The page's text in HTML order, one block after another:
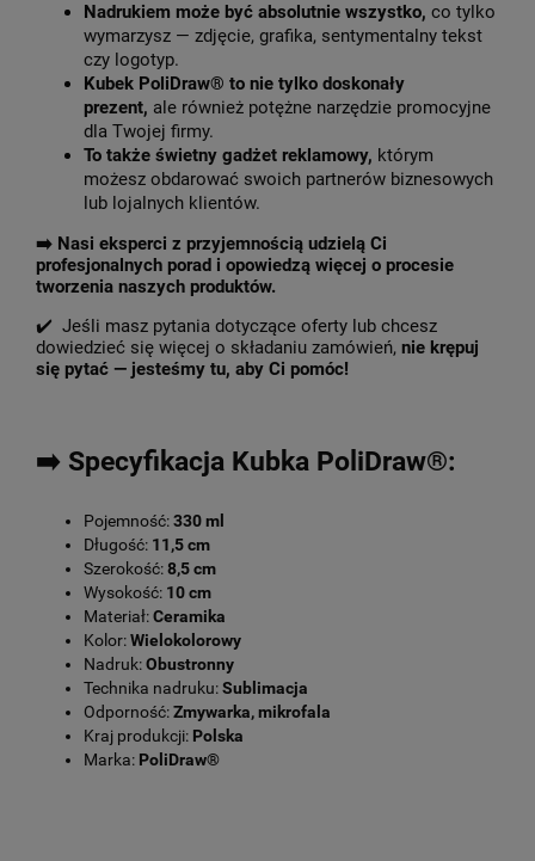
Nadrukiem może być absolutnie wszystko, co tylko
wymarzysz — zdjęcie, grafika, sentymentalny tekst
czy logotyp.
Kubek PoliDraw® to nie tylko doskonały
prezent, ale również potężne narzędzie promocyjne
dla Twojej firmy.
To także świetny gadżet reklamowy, którym
możesz obdarować swoich partnerów biznesowych
lub lojalnych klientów.
➡️ Nasi eksperci z przyjemnością udzielą Ci
profesjonalnych porad i opowiedzą więcej o procesie
tworzenia naszych produktów.
✔️ Jeśli masz pytania dotyczące oferty lub chcesz
dowiedzieć się więcej o składaniu zamówień, nie krępuj
się pytać — jesteśmy tu, aby Ci pomóc!
➡️ Specyfikacja Kubka PoliDraw®:
Pojemność:330 ml
Długość: 11,5 cm
Szerokość:8,5 cm
Wysokość: 10 cm
Materiał:Ceramika
Kolor:Wielokolorowy
Nadruk:Obustronny
Technika nadruku:Sublimacja
Odporność:Zmywarka, mikrofala
Kraj produkcji: Polska
Marka: PoliDraw®